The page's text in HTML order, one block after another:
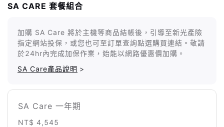
SA CARE 套餐組合
加購 SA Care 將於主機等商品結帳後，引導至新光產險
指定網站投保，或您也可至訂單查詢點選購買連結。敬請
於24hr內完成加保作業，始能以網路優惠價加購。
SA Care產品說明 >
SA Care 一年期
NT$ 4,545